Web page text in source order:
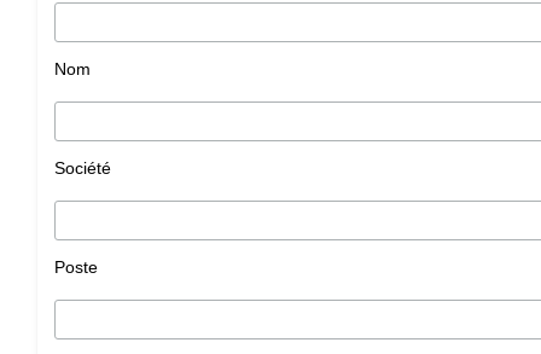
Nom
Société
Poste